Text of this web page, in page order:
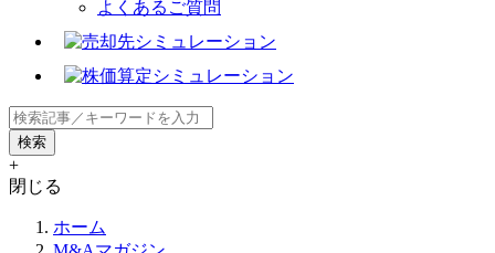
よくあるご質問
+
閉じる
ホーム